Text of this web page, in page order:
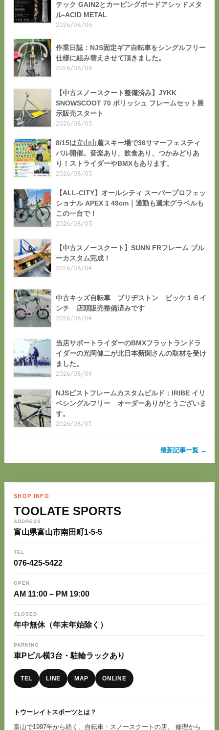
テック GAIN2とカービングボードアシッドメタ
ル-ACID METAL
2026/08/06
作業日誌：NJS固定ギア自転車をシングルフリー
仕様に組み替えさせて頂きました。
2026/08/06
【中古スノースクート整備済み】JYKK
SNOWSCOOT 70 ポリッシュ フレームセット展
示販売スタート
2026/08/05
8/15は立山山麓スキー場で36サマーフェスティ
バル開催。音楽あり、飲食あり、つかみどりあ
り！ストライダーやBMXもあります。
2026/08/05
【ALL-CITY】オールシティ スーパープロフェッ
ショナル APEX 1 49cm｜通勤も週末グラベルも
この一台で！
2026/08/05
【中古スノースクート】SUNN FRフレーム ブル
ーカスタム完成！
2026/08/04
中古キッズ自転車 ブリヂストン ビッケ１６イ
ンチ 店頭販売整備済みです
2026/08/04
当店サポートライダーのBMXフラットランドラ
イダーの光岡健二が北日本新聞さんの取材を受け
ました。
2026/08/04
NJSピストフレームカスタムビルド：IRIBE イリ
ベシングルフリー オーダーありがとうございま
す。
2026/08/03
最新記事一覧 →
SHOP INFO
TOOLATE SPORTS
ADDRESS
富山県富山市南田町1-5-5
TEL
076-425-5422
OPEN
AM 11:00 – PM 19:00
CLOSED
年中無休（年末年始除く）
PARKING
車Pビル横3台・駐輪ラックあり
TEL LINE MAP ONLINE
トウーレイトスポーツとは？
富山で1997年から続く、自転車・スノースクートの店。 修理から